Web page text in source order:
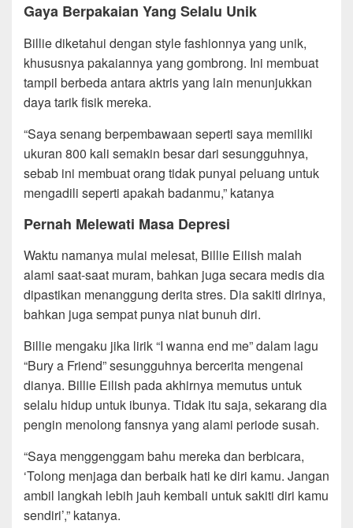
Gaya Berpakaian Yang Selalu Unik
Billie diketahui dengan style fashionnya yang unik,
khususnya pakaiannya yang gombrong. Ini membuat
tampil berbeda antara aktris yang lain menunjukkan
daya tarik fisik mereka.
“Saya senang berpembawaan seperti saya memiliki
ukuran 800 kali semakin besar dari sesungguhnya,
sebab ini membuat orang tidak punyai peluang untuk
mengadili seperti apakah badanmu,” katanya
Pernah Melewati Masa Depresi
Waktu namanya mulai melesat, Billie Eilish malah
alami saat-saat muram, bahkan juga secara medis dia
dipastikan menanggung derita stres. Dia sakiti dirinya,
bahkan juga sempat punya niat bunuh diri.
Billie mengaku jika lirik “I wanna end me” dalam lagu
“Bury a Friend” sesungguhnya bercerita mengenai
dianya. Billie Eilish pada akhirnya memutus untuk
selalu hidup untuk ibunya. Tidak itu saja, sekarang dia
pengin menolong fansnya yang alami periode susah.
“Saya menggenggam bahu mereka dan berbicara,
‘Tolong menjaga dan berbaik hati ke diri kamu. Jangan
ambil langkah lebih jauh kembali untuk sakiti diri kamu
sendiri’,” katanya.